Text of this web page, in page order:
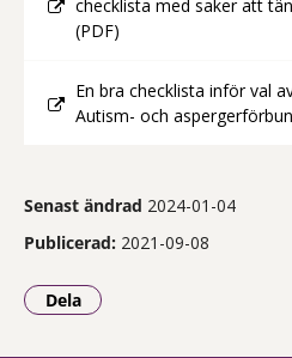
checklista med saker att
(PDF)
En bra checklista inför val
Autism- och
Senast ändrad 2024-01-04
Publicerad: 2021-09-08
Dela
- Klicka för att öppna